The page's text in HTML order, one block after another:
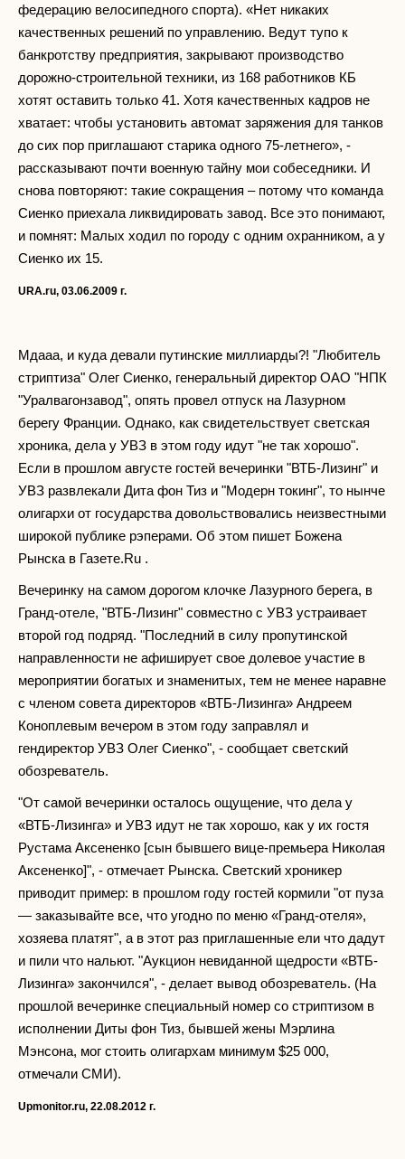
федерацию велосипедного спорта). «Нет никаких
качественных решений по управлению. Ведут тупо к
банкротству предприятия, закрывают производство
дорожно-строительной техники, из 168 работников КБ
хотят оставить только 41. Хотя качественных кадров не
хватает: чтобы установить автомат заряжения для танков
до сих пор приглашают старика одного 75-летнего», -
рассказывают почти военную тайну мои собеседники. И
снова повторяют: такие сокращения – потому что команда
Сиенко приехала ликвидировать завод. Все это понимают,
и помнят: Малых ходил по городу с одним охранником, а у
Сиенко их 15.
URA.ru, 03.06.2009 г.
Мдааа, и куда девали путинские миллиарды?! "Любитель
стриптиза" Олег Сиенко, генеральный директор ОАО "НПК
"Уралвагонзавод", опять провел отпуск на Лазурном
берегу Франции. Однако, как свидетельствует светская
хроника, дела у УВЗ в этом году идут "не так хорошо".
Если в прошлом августе гостей вечеринки "ВТБ-Лизинг" и
УВЗ развлекали Дита фон Тиз и "Модерн токинг", то нынче
олигархи от государства довольствовались неизвестными
широкой публике рэперами. Об этом пишет Божена
Рынска в Газете.Ru .
Вечеринку на самом дорогом клочке Лазурного берега, в
Гранд-отеле, "ВТБ-Лизинг" совместно с УВЗ устраивает
второй год подряд. "Последний в силу пропутинской
направленности не афиширует свое долевое участие в
мероприятии богатых и знаменитых, тем не менее наравне
с членом совета директоров «ВТБ-Лизинга» Андреем
Коноплевым вечером в этом году заправлял и
гендиректор УВЗ Олег Сиенко", - сообщает светский
обозреватель.
"От самой вечеринки осталось ощущение, что дела у
«ВТБ-Лизинга» и УВЗ идут не так хорошо, как у их гостя
Рустама Аксененко [сын бывшего вице-премьера Николая
Аксененко]", - отмечает Рынска. Светский хроникер
приводит пример: в прошлом году гостей кормили "от пуза
— заказывайте все, что угодно по меню «Гранд-отеля»,
хозяева платят", а в этот раз приглашенные ели что дадут
и пили что нальют. "Аукцион невиданной щедрости «ВТБ-
Лизинга» закончился", - делает вывод обозреватель. (На
прошлой вечеринке специальный номер со стриптизом в
исполнении Диты фон Тиз, бывшей жены Мэрлина
Мэнсона, мог стоить олигархам минимум $25 000,
отмечали СМИ).
Upmonitor.ru, 22.08.2012 г.